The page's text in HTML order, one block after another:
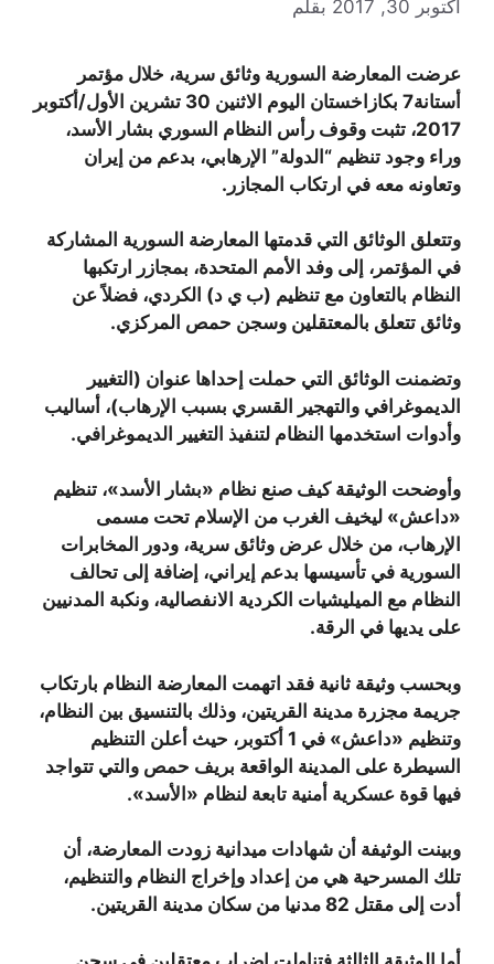
أكتوبر 30, 2017 بقلم
عرضت المعارضة السورية وثائق سرية، خلال مؤتمر
أستانة7 بكازاخستان اليوم الاثنين 30 تشرين الأول/أكتوبر
2017، تثبت وقوف رأس النظام السوري بشار الأسد،
وراء وجود تنظيم “الدولة” الإرهابي، بدعم من إيران
وتعاونه معه في ارتكاب المجازر.
وتتعلق الوثائق التي قدمتها المعارضة السورية المشاركة
في المؤتمر، إلى وفد الأمم المتحدة، بمجازر ارتكبها
النظام بالتعاون مع تنظيم (ب ي د) الكردي، فضلاً عن
وثائق تتعلق بالمعتقلين وسجن حمص المركزي.
وتضمنت الوثائق التي حملت إحداها عنوان (التغيير
الديموغرافي والتهجير القسري بسبب الإرهاب)، أساليب
وأدوات استخدمها النظام لتنفيذ التغيير الديموغرافي.
وأوضحت الوثيقة كيف صنع نظام «بشار الأسد»، تنظيم
«داعش» ليخيف الغرب من الإسلام تحت مسمى
الإرهاب، من خلال عرض وثائق سرية، ودور المخابرات
السورية في تأسيسها بدعم إيراني، إضافة إلى تحالف
النظام مع الميليشيات الكردية الانفصالية، ونكبة المدنيين
على يديها في الرقة.
وبحسب وثيقة ثانية فقد اتهمت المعارضة النظام بارتكاب
جريمة مجزرة مدينة القريتين، وذلك بالتنسيق بين النظام،
وتنظيم «داعش» في 1 أكتوبر، حيث أعلن التنظيم
السيطرة على المدينة الواقعة بريف حمص والتي تتواجد
فيها قوة عسكرية أمنية تابعة لنظام «الأسد».
وبينت الوثيفة أن شهادات ميدانية زودت المعارضة، أن
تلك المسرحية هي من إعداد وإخراج النظام والتنظيم،
أدت إلى مقتل 82 مدنيا من سكان مدينة القريتين.